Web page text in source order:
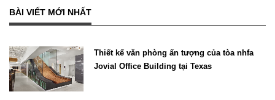
BÀI VIẾT MỚI NHẤT
Thiết kế văn phòng ấn tượng của tòa nhfa
Jovial Office Building tại Texas